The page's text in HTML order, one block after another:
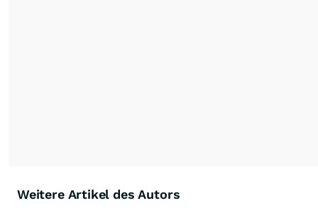
Weitere Artikel des Autors